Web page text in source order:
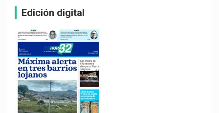
Edición digital